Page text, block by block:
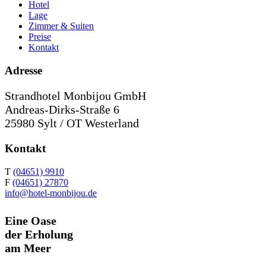
Hotel
Lage
Zimmer & Suiten
Preise
Kontakt
Adresse
Strandhotel Monbijou GmbH
Andreas-Dirks-Straße 6
25980 Sylt / OT Westerland
Kontakt
T (04651) 9910
F (04651) 27870
info@hotel-monbijou.de
Eine Oase
der Erholung
am Meer